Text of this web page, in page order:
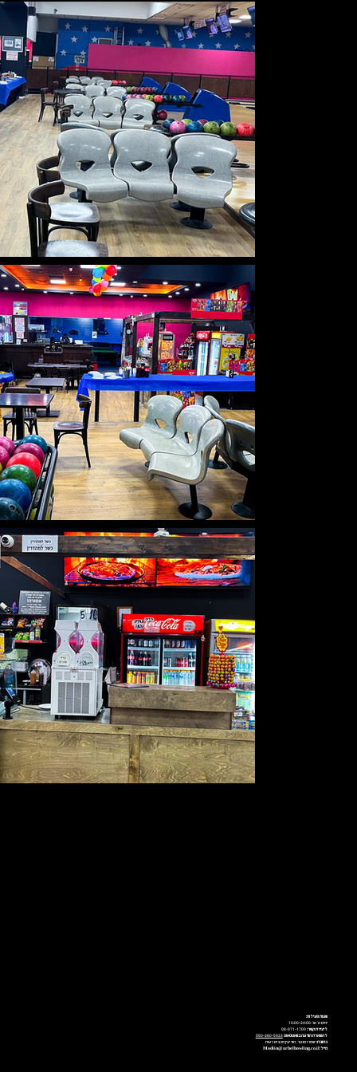
שעות פעילות:
ימים א'-ש': 10:00-24:00
ליצירת קשר:08-971-1700
להשארת הודעה בוואטסאפ:050-380-5923
כתובת:ישפרו סנטר, מודיעין מכבים רעות
מייל:Modiin@arbelbowling.co.il